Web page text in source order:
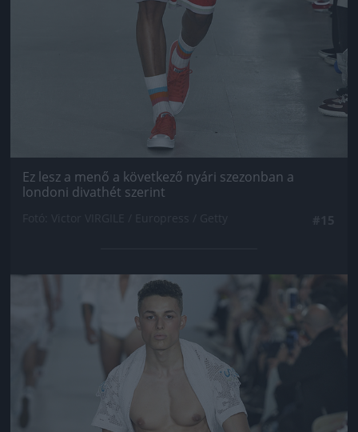
Ez lesz a menő a következő nyári szezonban a
londoni divathét szerint
Jön még kép!